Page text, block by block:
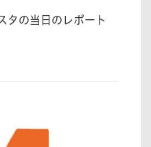
タの当日のレポート